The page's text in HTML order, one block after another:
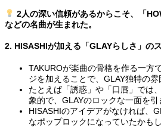
2人の深い信頼があるからこそ、「
などの名曲が生まれた。
2. HISASHIが加える「GLAYらしさ」の
TAKUROが楽曲の骨格を作る一方
ジを加えることで、GLAY独特の雰
たとえば「誘惑」や「口唇」では
象的で、GLAYのロックな一面を引
HISASHIのアイデアがなければ、
なポップロックになっていたかもし